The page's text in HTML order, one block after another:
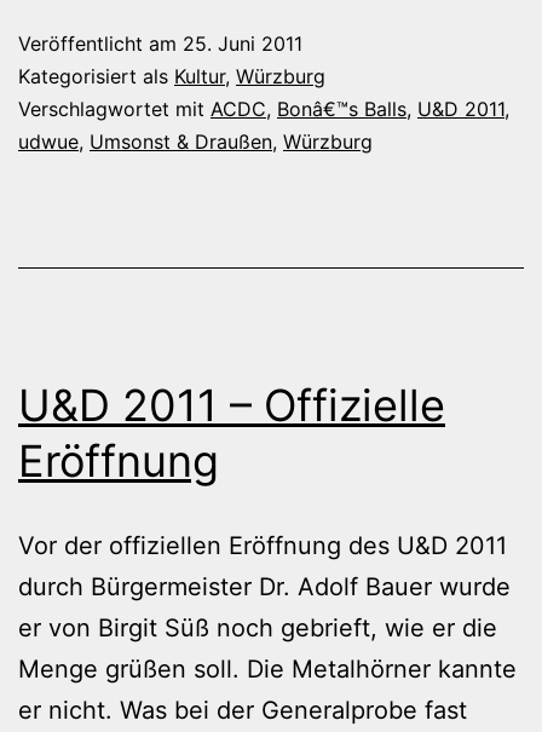
Veröffentlicht am 25. Juni 2011
Kategorisiert als Kultur, Würzburg
Verschlagwortet mit ACDC, Bonâ€™s Balls, U&D 2011,
udwue, Umsonst & Draußen, Würzburg
U&D 2011 – Offizielle
Eröffnung
Vor der offiziellen Eröffnung des U&D 2011
durch Bürgermeister Dr. Adolf Bauer wurde
er von Birgit Süß noch gebrieft, wie er die
Menge grüßen soll. Die Metalhörner kannte
er nicht. Was bei der Generalprobe fast